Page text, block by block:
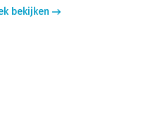
bekijken